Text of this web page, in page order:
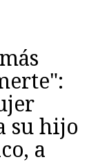
su hijo
a